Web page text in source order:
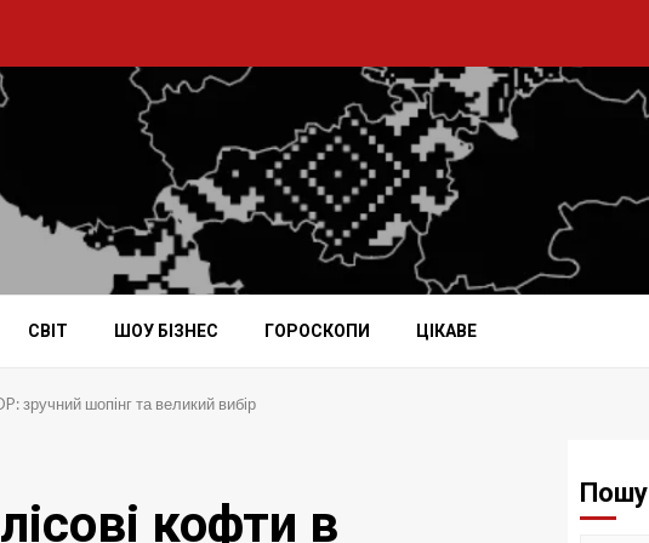
СВІТ ШОУ БІЗНЕС ГОРОСКОПИ ЦІКАВЕ
зручний шопінг та великий вибір
кофти в